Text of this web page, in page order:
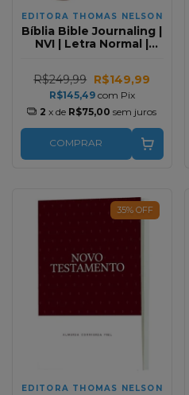
EDITORA THOMAS NELSON
Bíblia Bible Journaling |
NVI | Letra Normal |
R$249,99 R$149,99
R$145,49 com Pix
2 x de R$75,00 sem juros
COMPRAR
35% OFF
EDITORA THOMAS NELSON